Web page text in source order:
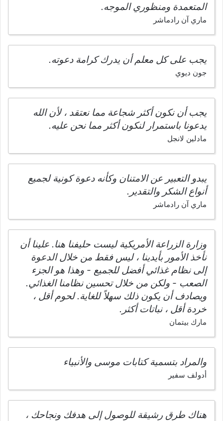
المتعمدة ومنظوري الموجه.
ماري آن رادماشر
يجب على كل معلم أن يدرك كرامة دعوته.
جون ديوي
يجب أن نكون أكثر شجاعة مما نعتقد ، لأن الله
يدعونا باستمرار لنكون أكثر مما نحن عليه.
مادلين لانجل
يبدو التعبير عن الامتنان وكأنه دعوة كونية لجميع
أنواع الشكر والتقدير.
ماري آن رادماشر
وزارة الزراعة الأمريكية ليست حليفنا هنا. علينا أن
نأخذ الأمور بأيدينا ، ليس فقط من خلال الدعوة
إلى نظام غذائي أفضل للجميع - وهذا هو الجزء
الصعب - ولكن من خلال تحسين نظامنا الغذائي.
ويصادف أن يكون ذلك سهلاً للغاية. لحوم أقل ،
خردة أقل ، نباتات أكثر.
مارك بيتمان
والمراد بتسمية كتابات موسى والأنبياء
أدولف سفير
هناك طرق رشيقة للوصول إلى هدفك ونجاحك ،